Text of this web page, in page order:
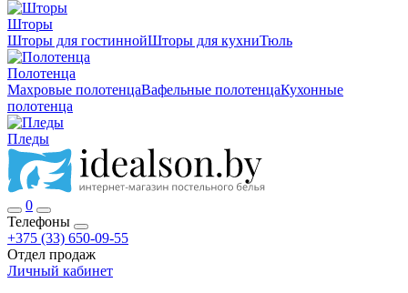
Шторы
Шторы для гостиннойШторы для кухниТюль
Полотенца
Махровые полотенцаВафельные полотенцаКухонные
полотенца
Пледы
0
Телефоны
+375 (33) 650-09-55
Отдел продаж
Личный кабинет